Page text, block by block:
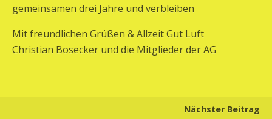
gemeinsamen drei Jahre und verbleiben
Mit freundlichen Grüßen & Allzeit Gut Luft
Christian Bosecker und die Mitglieder der AG
Nächster Beitrag